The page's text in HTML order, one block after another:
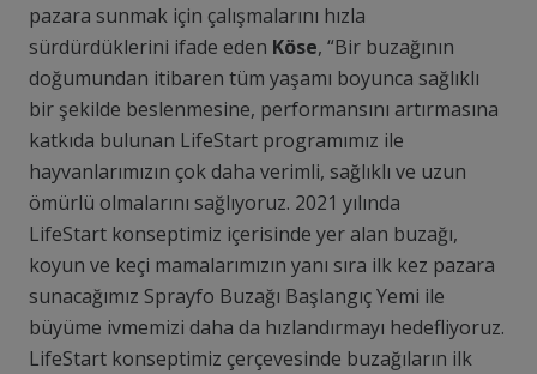
pazara sunmak için çalışmalarını hızla
sürdürdüklerini ifade eden Köse, “Bir buzağının
doğumundan itibaren tüm yaşamı boyunca sağlıklı
bir şekilde beslenmesine, performansını artırmasına
katkıda bulunan LifeStart programımız ile
hayvanlarımızın çok daha verimli, sağlıklı ve uzun
ömürlü olmalarını sağlıyoruz. 2021 yılında
LifeStart konseptimiz içerisinde yer alan buzağı,
koyun ve keçi mamalarımızın yanı sıra ilk kez pazara
sunacağımız Sprayfo Buzağı Başlangıç Yemi ile
büyüme ivmemizi daha da hızlandırmayı hedefliyoruz.
LifeStart konseptimiz çerçevesinde buzağıların ilk